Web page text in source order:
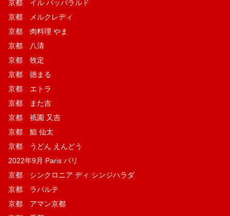
京都 イル パッパラルド
京都 メルクレディ
京都 肉料理 やま
京都 八清
京都 牧定
京都 徳まる
京都 エトラ
京都 また吉
京都 祇園 又吉
京都 鮨 仙太
京都 うどん えんどう
2022年9月 Paris パリ
京都 シンクロニア ディ シンジハラダ
京都 ラパルテ
京都 アマン京都